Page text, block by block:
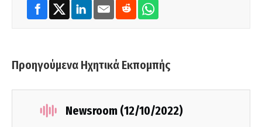
Προηγούμενα Ηχητικά Εκπομπής
Newsroom (12/10/2022)